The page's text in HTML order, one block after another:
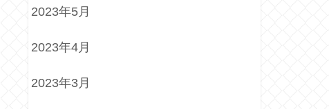
2023年5月
2023年4月
2023年3月